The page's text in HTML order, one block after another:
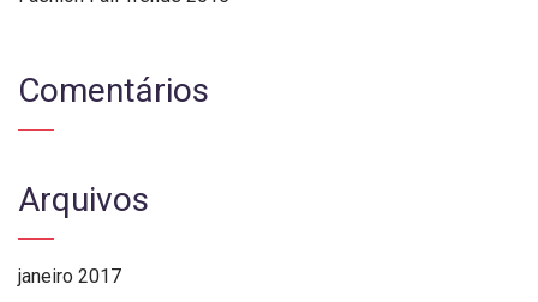
Comentários
Arquivos
janeiro 2017